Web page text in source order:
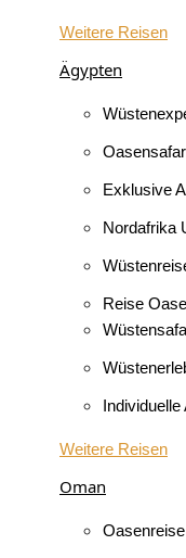
Weitere Reisen
Ägypten​
Exklusive
Nordafrika
Reise
Weitere Reisen
Oman